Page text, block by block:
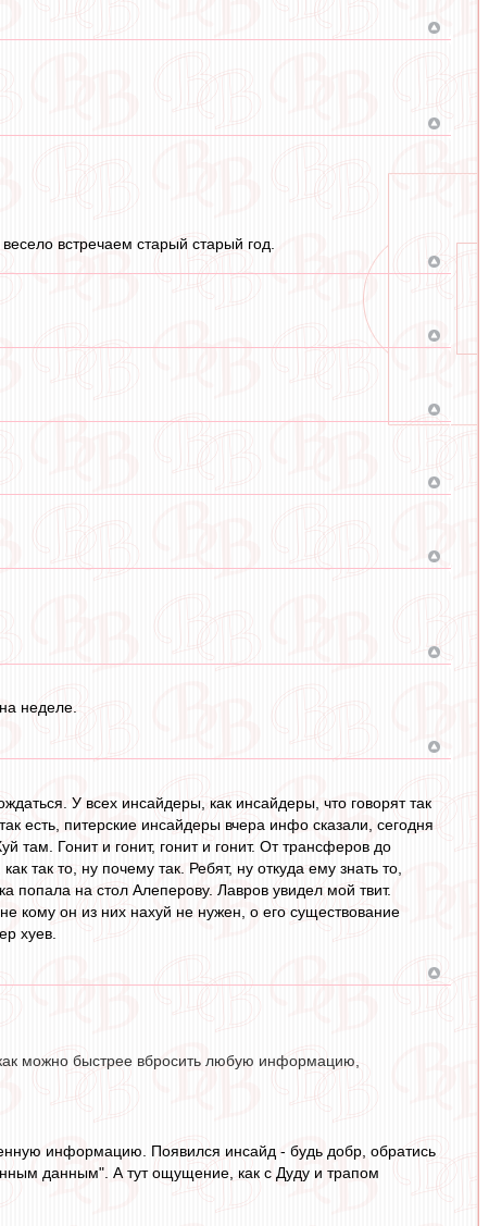
встречаем старый старый год.
неделе.
У всех инсайдеры, как инсайдеры, что говорят так
есть, питерские инсайдеры вчера инфо сказали, сегодня
там. Гонит и гонит, гонит и гонит. От трансферов до
так то, ну почему так. Ребят, ну откуда ему знать то,
попала на стол Алеперову. Лавров увидел мой твит.
кому он из них нахуй не нужен, о его существование
хуев.
можно быстрее вбросить любую информацию,
информацию. Появился инсайд - будь добр, обратись
данным". А тут ощущение, как с Дуду и трапом